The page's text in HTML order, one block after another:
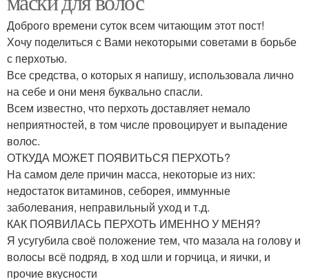
Доброго времени суток всем читающим этот пост!
Хочу поделиться с Вами некоторыми советами в борьбе
с перхотью.
Все средства, о которых я напишу, использовала лично
на себе и они меня буквально спасли.
Всем известно, что перхоть доставляет немало
неприятностей, в том числе провоцирует и выпадение
волос.
ОТКУДА МОЖЕТ ПОЯВИТЬСЯ ПЕРХОТЬ?
На самом деле причин масса, некоторые из них:
недостаток витаминов, себорея, иммунные
заболевания, неправильный уход и т.д.
КАК ПОЯВИЛАСЬ ПЕРХОТЬ ИМЕННО У МЕНЯ?
Я усугубила своё положение тем, что мазала на голову и
волосы всё подряд, в ход шли и горчица, и яички, и
прочие вкусности